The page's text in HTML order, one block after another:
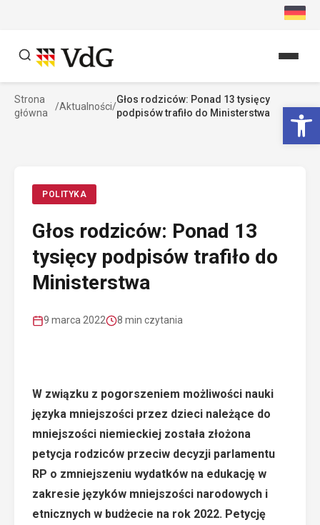
Szukaj
Strona
główna
/Aktualności/
Głos rodziców: Ponad 13 tysięcy
podpisów trafiło do Ministerstwa
POLITYKA
Głos rodziców: Ponad 13
tysięcy podpisów trafiło do
Ministerstwa
9 marca 2022 8 min czytania
W związku z pogorszeniem możliwości nauki
języka mniejszości przez dzieci należące do
mniejszości niemieckiej została złożona
petycja rodziców przeciw decyzji parlamentu
RP o zmniejszeniu wydatków na edukację w
zakresie języków mniejszości narodowych i
etnicznych w budżecie na rok 2022. Petycję